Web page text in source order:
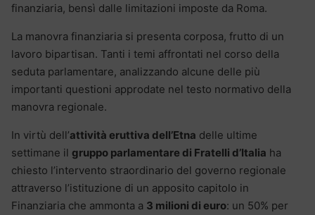
finanziaria, bensì dalle limitazioni imposte da Roma.
La manovra finanziaria si presenta corposa, frutto di un
lavoro bipartisan. Tanti i temi affrontati nel corso della
seduta parlamentare, analizzando alcune delle più
importanti questioni approdate nel testo normativo della
manovra regionale.
In virtù dell’attività eruttiva dell’Etna delle ultime
settimane il gruppo parlamentare di Fratelli d’Italia ha
chiesto l’intervento straordinario del governo regionale
attraverso l’istituzione di un apposito capitolo in
Finanziaria che ammonta a 3 milioni di euro: un 50% per